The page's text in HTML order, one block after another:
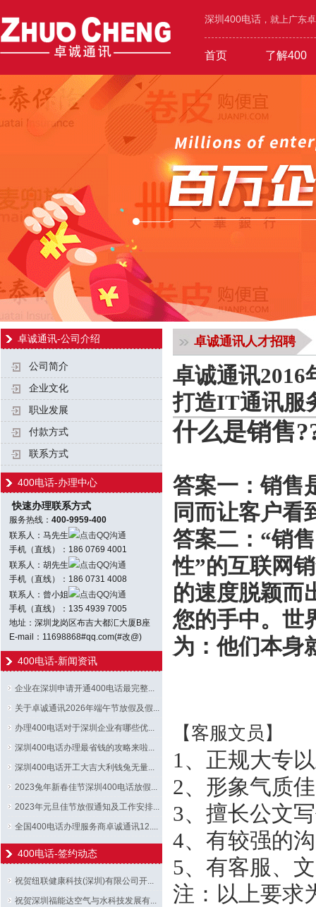
深圳400电话 ，就上广东
首页 了解400
400价值 400功能
600元年套餐
工业/环保/能源 机械/设备/五金
卓诚通讯-公司介绍
公司简介
企业文化
职业发展
付款方式
联系方式
400电话-办理中心
快速办理联系方式
服务热线： 400-9959-400
联系人：马先生
点击QQ沟通
手机（直线）：186 0769 4001
联系人：胡先生
点击QQ沟通
手机（直线）：186 0731 4008
联系人：曾小姐
点击QQ沟通
手机（直线）：135 4939 7005
地址：深圳龙岗区布吉大都汇大厦B座
E-mail：11698868#qq.com(#改@)
400电话-新闻资讯
企业在深圳申请开通400电话最完整...
关于卓诚通讯2026年端午节放假及假...
办理400电话对于深圳企业有哪些优...
深圳400电话办理最省钱的攻略来啦...
深圳400电话开工大吉大利钱兔无量...
2023兔年新春佳节深圳400电话放假...
2023年元旦佳节放假通知及工作安排...
全国400电话办理服务商卓诚通讯12....
400电话-签约动态
祝贺纽联健康科技(深圳)有限公司开...
祝贺深圳福能达空气与水科技发展有...
卓诚通讯人才招聘
卓诚通讯2016
打造IT通讯服
什么是销售
答案一：销售
同而让客户看
答案二：“销
性”的互联网
的速度脱颖而
您的手中。世
为：他们本身
【客服文员】
1、正规大专
2、形象气质
3、擅长公文
4、有较强的
5、有客服、
注：以上要求